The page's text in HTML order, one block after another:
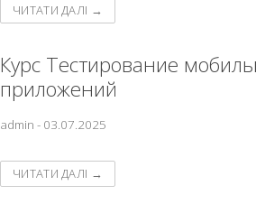
ЧИТАТИ ДАЛІ →
Курс Тестирование
приложений
admin - 03.07.2025
ЧИТАТИ ДАЛІ →